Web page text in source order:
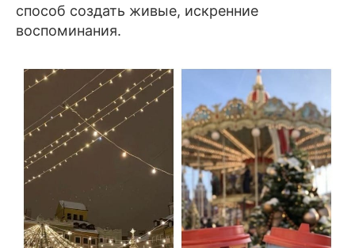
способ создать живые, искренние
воспоминания.